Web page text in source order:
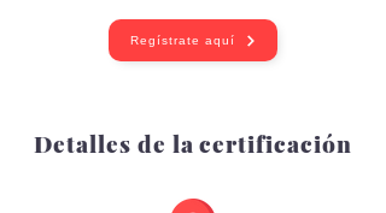
Regístrate aquí
Detalles de la certificación